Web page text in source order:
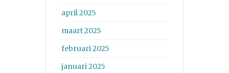
april 2025
maart 2025
februari 2025
januari 2025